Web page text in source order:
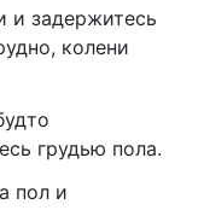
и задержитесь
колени
грудью пола.
пол и